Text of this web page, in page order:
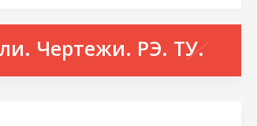
Чертежи. РЭ. ТУ.